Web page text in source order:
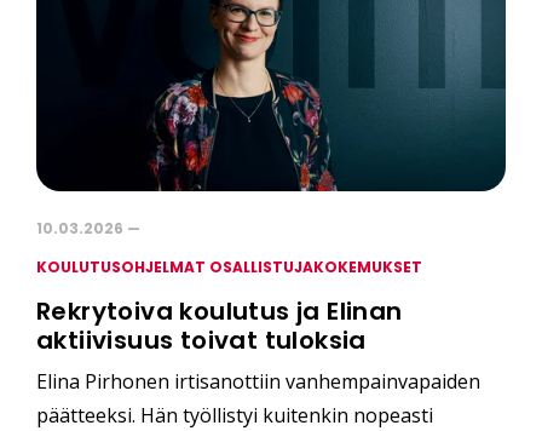
10.03.2026 —
KOULUTUSOHJELMAT OSALLISTUJAKOKEMUKSET
Rekrytoiva koulutus ja Elinan
aktiivisuus toivat tuloksia
Elina Pirhonen irtisanottiin vanhempainvapaiden
päätteeksi. Hän työllistyi kuitenkin nopeasti